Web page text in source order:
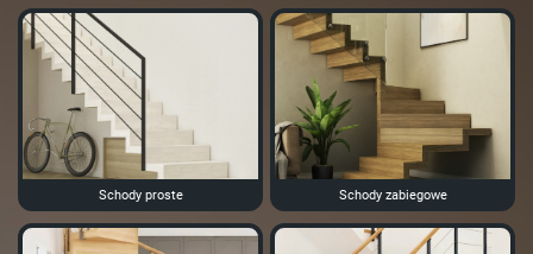
Schody proste Schody zabiegowe